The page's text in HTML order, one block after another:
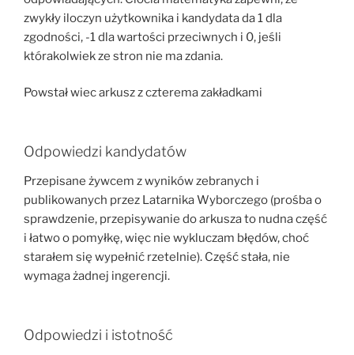
zwykły iloczyn użytkownika i kandydata da 1 dla
zgodności, -1 dla wartości przeciwnych i 0, jeśli
którakolwiek ze stron nie ma zdania.
Powstał wiec arkusz z czterema zakładkami
Odpowiedzi kandydatów
Przepisane żywcem z wyników zebranych i
publikowanych przez Latarnika Wyborczego (prośba o
sprawdzenie, przepisywanie do arkusza to nudna część
i łatwo o pomyłkę, więc nie wykluczam błędów, choć
starałem się wypełnić rzetelnie). Część stała, nie
wymaga żadnej ingerencji.
Odpowiedzi i istotność